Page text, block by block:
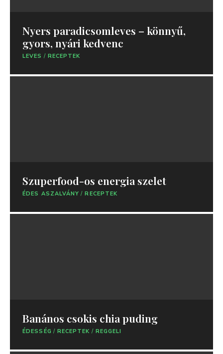
Nyers paradicsomleves – könnyű,
gyors, nyári kedvenc
LEVES / RECEPTEK
Szuperfood-os energia szelet
ÉDES ASZALVÁNY / RECEPTEK
Banános csokis chia puding
ÉDESSÉG / RECEPTEK / REGGELI